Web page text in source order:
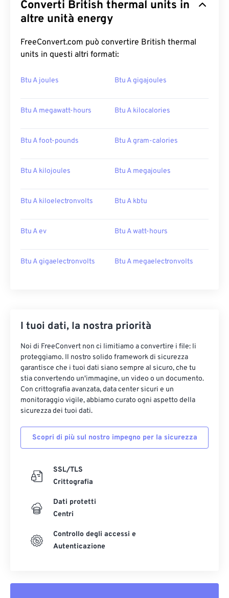
Converti British thermal units in
altre unità energy
FreeConvert.com può convertire British thermal
units in questi altri formati:
Btu A joules Btu A gigajoules
Btu A megawatt-hours Btu A kilocalories
Btu A foot-pounds Btu A gram-calories
Btu A kilojoules Btu A megajoules
Btu A kiloelectronvolts Btu A kbtu
Btu A ev Btu A watt-hours
Btu A gigaelectronvolts Btu A megaelectronvolts
I tuoi dati, la nostra priorità
Noi di FreeConvert non ci limitiamo a convertire i file: li
proteggiamo. Il nostro solido framework di sicurezza
garantisce che i tuoi dati siano sempre al sicuro, che tu
stia convertendo un'immagine, un video o un documento.
Con crittografia avanzata, data center sicuri e un
monitoraggio vigile, abbiamo curato ogni aspetto della
sicurezza dei tuoi dati.
Scopri di più sul nostro impegno per la sicurezza
SSL/TLS
Crittografia
Dati protetti
Centri
Controllo degli accessi e
Autenticazione